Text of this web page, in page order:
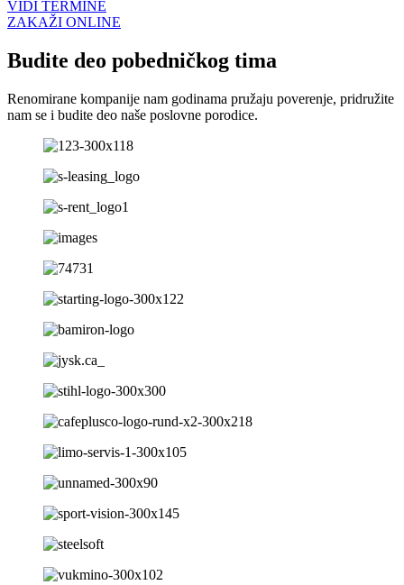
VIDI TERMINE
ZAKAŽI ONLINE
Budite deo pobedničkog tima
Renomirane kompanije nam godinama pružaju poverenje, pridružite
nam se i budite deo naše poslovne porodice.